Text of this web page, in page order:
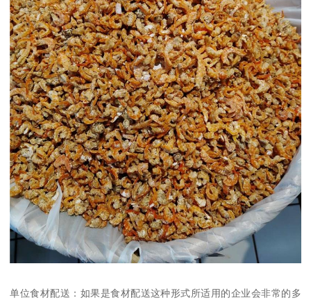
单位食材配送：如果是食材配送这种形式所适用的企业会非常的多